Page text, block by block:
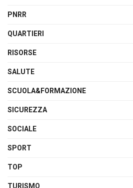
PNRR
QUARTIERI
RISORSE
SALUTE
SCUOLA&FORMAZIONE
SICUREZZA
SOCIALE
SPORT
TOP
TURISMO